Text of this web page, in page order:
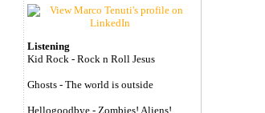
Listening
Kid Rock - Rock n Roll Jesus
Ghosts - The world is outside
Hellogoodbye - Zombies! Aliens!